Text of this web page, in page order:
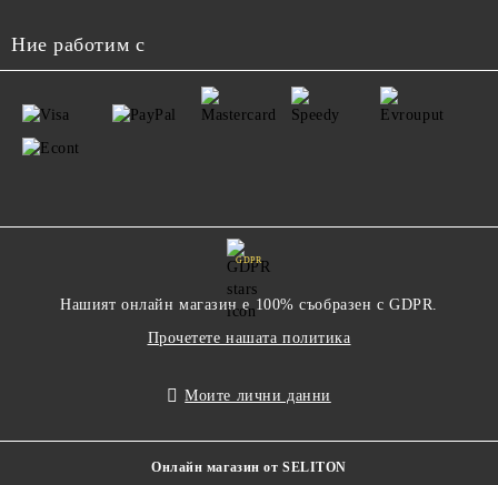
Ние работим с
GDPR
Нашият онлайн магазин е 100% съобразен с GDPR.
Прочетете нашата политика
Моите лични данни
Онлайн магазин от SELITON